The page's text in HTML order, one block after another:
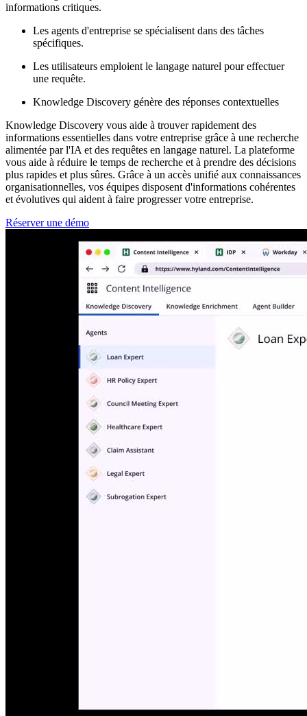
informations critiques.
Les agents d'entreprise se spécialisent dans des tâches
spécifiques.
Les utilisateurs emploient le langage naturel pour effectuer
une requête.
Knowledge Discovery génère des réponses contextuelles
Knowledge Discovery vous aide à trouver rapidement des
informations essentielles dans votre entreprise grâce à une recherche
alimentée par l'IA et des requêtes en langage naturel. La plateforme
vous aide à réduire le temps de recherche et à prendre des décisions
plus rapides et plus sûres. Grâce à un accès unifié aux connaissances
organisationnelles, vos équipes disposent d'informations cohérentes
et évolutives qui aident à faire progresser votre entreprise.
Réserver une démo